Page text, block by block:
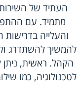
העתיד של
מתמיד. עם
והעלייה בדרישות
להמשיך להשתדרג
הקהל. ראשית, ניתן
לטכנולוגיה, כמו